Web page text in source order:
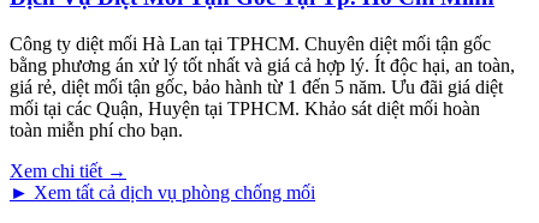
Công ty diệt mối Hà Lan tại TPHCM. Chuyên diệt mối tận gốc
bằng phương án xử lý tốt nhất và giá cả hợp lý. Ít độc hại, an toàn,
giá rẻ, diệt mối tận gốc, bảo hành từ 1 đến 5 năm. Ưu đãi giá diệt
mối tại các Quận, Huyện tại TPHCM. Khảo sát diệt mối hoàn
toàn miễn phí cho bạn.
Xem chi tiết →
► Xem tất cả dịch vụ phòng chống mối